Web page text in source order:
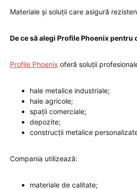
Materiale și soluții care asigură
De ce să alegi Profile Phoenix
Profile Phoenix oferă soluții
hale metalice industriale;
hale agricole;
spații comerciale;
depozite;
construcții metalice
Compania utilizează:
materiale de calitate;